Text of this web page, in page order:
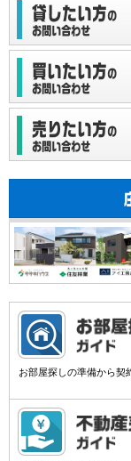
お部屋探しの準備から契